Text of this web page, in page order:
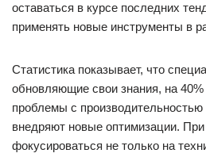
оставаться в курсе последних
применять новые инструменты в
Статистика показывает, что
обновляющие свои знания, на
проблемы с
внедряют новые оптимизации.
фокусироваться не только на